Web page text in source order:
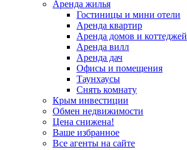
Аренда жилья
Гостиницы и мини отели
Аренда квартир
Аренда домов и коттеджей
Аренда вилл
Аренда дач
Офисы и помещения
Таунхаусы
Снять комнату
Крым инвестиции
Обмен недвижимости
Цена снижена!
Ваше избранное
Все агенты на сайте